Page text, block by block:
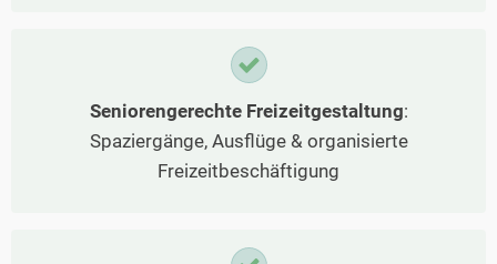
Seniorengerechte Freizeitgestaltung:
Spaziergänge, Ausflüge & organisierte
Freizeitbeschäftigung